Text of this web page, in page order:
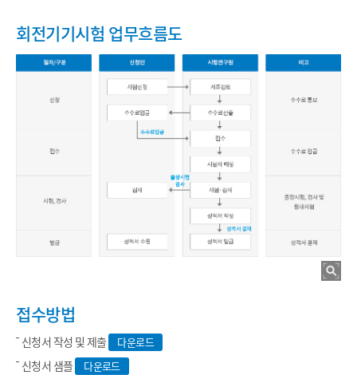
회전기기시험 업무흐름도
접수방법
신청서 작성 및 제출 다운로드
신청서 샘플 다운로드